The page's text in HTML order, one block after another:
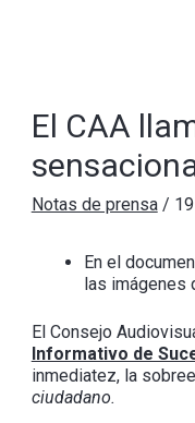
El CAA
Notas de prensa/
En el
las imágenes
El Consejo
Informativo de
inmediatez, la
ciudadano.